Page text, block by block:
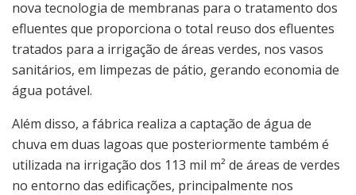
nova tecnologia de membranas para o tratamento dos
efluentes que proporciona o total reuso dos efluentes
tratados para a irrigação de áreas verdes, nos vasos
sanitários, em limpezas de pátio, gerando economia de
água potável.
Além disso, a fábrica realiza a captação de água de
chuva em duas lagoas que posteriormente também é
utilizada na irrigação dos 113 mil m² de áreas de verdes
no entorno das edificações, principalmente nos